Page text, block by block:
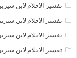
تفسير الاحلام لابن
تفسير الاحلام لابن
تفسير الاحلام لابن
تفسير الاحلام لابن